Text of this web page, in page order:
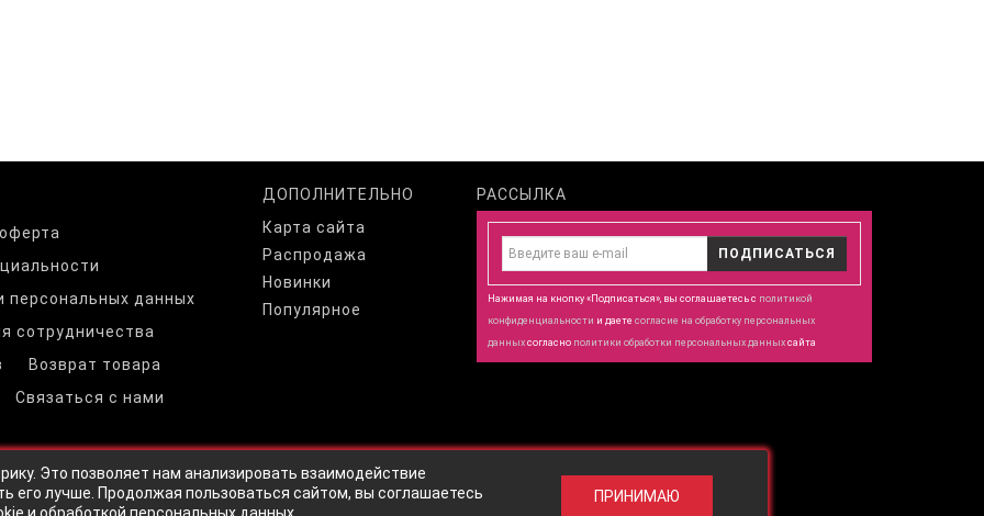
персональных данных
сотрудничества
Возврат товара
Связаться с нами
ДОПОЛНИТЕЛЬНО
Карта сайта
Распродажа
Новинки
Популярное
РАССЫЛКА
ПОДПИСАТЬСЯ
Нажимая на кнопку «Подписаться», вы соглашаетесь с политикой
конфиденциальности и даете согласие на обработку персональных
данных согласно политики обработки персональных данных сайта
Это позволяет нам анализировать взаимодействие
его лучше. Продолжая пользоваться сайтом, вы соглашаетесь
ПРИНИМАЮ